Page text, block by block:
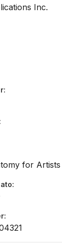
Inc.
for Artists